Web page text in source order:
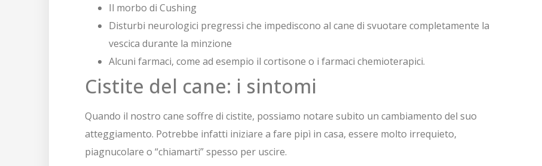
Il morbo di Cushing
Disturbi neurologici pregressi che impediscono al cane di svuotare completamente la
vescica durante la minzione
Alcuni farmaci, come ad esempio il cortisone o i farmaci chemioterapici.
Cistite del cane: i sintomi
Quando il nostro cane soffre di cistite, possiamo notare subito un cambiamento del suo
atteggiamento. Potrebbe infatti iniziare a fare pipì in casa, essere molto irrequieto,
piagnucolare o “chiamarti” spesso per uscire.